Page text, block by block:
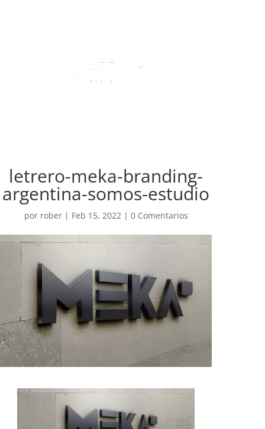
letrero-meka-branding-
argentina-somos-estudio
por rober| Feb 15, 2022| 0 Comentarios